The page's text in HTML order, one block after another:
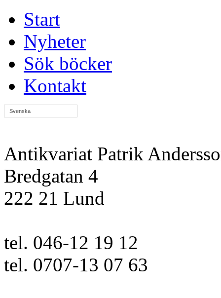
Start
Nyheter
Sök böcker
Kontakt
Svenska
Antikvariat Patrik
Bredgatan 4
222 21 Lund
tel. 046-12 19 12
tel. 0707-13 07 63